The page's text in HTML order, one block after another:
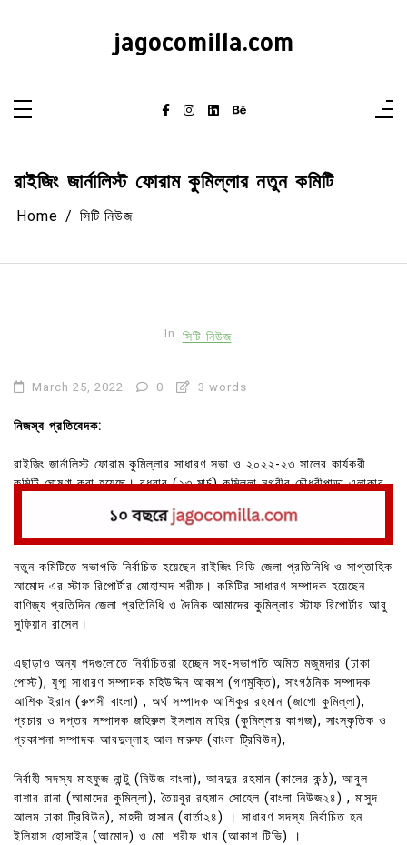
jagocomilla.com
রাইজিং জার্নালিস্ট ফোরাম কুমিল্লার নতুন কমিটি
Home সিটি নিউজ
In সিটি নিউজ
March 25, 2022 0 3 words
নিজস্ব প্রতিবেদক:
রাইজিং জার্নালিস্ট ফোরাম কুমিল্লার সাধারণ সভা ও ২০২২-২৩ সালের কার্যকরী
কমিটি ঘোষণা করা হয়েছে। বুধবার (২৩ মার্চ) কুমিল্লা নগরীর চৌধুরীপাড়া এলাকার
নতুন কমিটিতে সভাপতি নির্বাচিত হয়েছেন রাইজিং বিডি জেলা প্রতিনিধি ও সাপ্তাহিক
আমোদ এর স্টাফ রিপোর্টার মোহাম্মদ শরীফ। কমিটির সাধারণ সম্পাদক হয়েছেন
বাণিজ্য প্রতিদিন জেলা প্রতিনিধি ও দৈনিক আমাদের কুমিল্লার স্টাফ রিপোর্টার আবু
সুফিয়ান রাসেল।
এছাড়াও অন্য পদগুলোতে নির্বাচিতরা হচ্ছেন সহ-সভাপতি অমিত মজুমদার (ঢাকা
পোস্ট), যুগ্ম সাধারণ সম্পাদক মহিউদ্দিন আকাশ (গণমুক্তি), সাংগঠনিক সম্পাদক
আশিক ইরান (রুপসী বাংলা) , অর্থ সম্পাদক আশিকুর রহমান (জাগো কুমিল্লা),
প্রচার ও দপ্তর সম্পাদক জহিরুল ইসলাম মাহির (কুমিল্লার কাগজ), সাংস্কৃতিক ও
প্রকাশনা সম্পাদক আবদুল্লাহ আল মারুফ (বাংলা ট্রিবিউন),
নির্বাহী সদস্য মাহফুজ নান্টু (নিউজ বাংলা), আবদুর রহমান (কালের কন্ঠ), আবুল
বাশার রানা (আমাদের কুমিল্লা), তৈয়বুর রহমান সোহেল (বাংলা নিউজ২৪) , মাসুদ
আলম ঢাকা ট্রিবিউন), মাহদী হাসান (বার্তা২৪) । সাধারণ সদস্য নির্বাচিত হন
ইলিয়াস হোসাইন (আমোদ) ও মো. শরীফ খান (আকাশ টিভি) ।